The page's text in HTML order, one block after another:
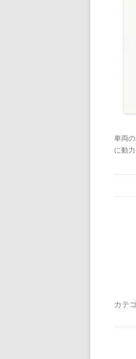
車両
に動
カテ